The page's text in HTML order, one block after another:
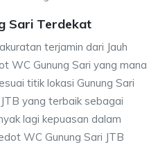
Sari Terdekat
terjamin dari Jauh
WC Gunung Sari yang mana
titik lokasi Gunung Sari
yang terbaik sebagai
lagi kepuasan dalam
WC Gunung Sari JTB